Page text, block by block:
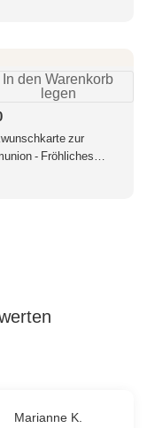
In den Warenkorb
legen
zur
- Fröhliches
Marianne K.